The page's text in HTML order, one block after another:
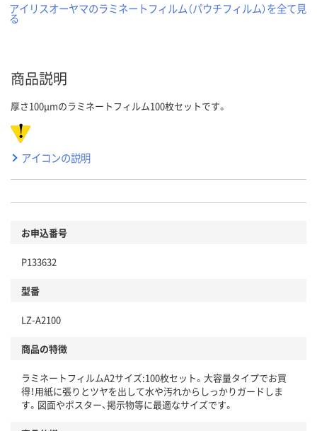
アイリスオーヤマのラミネートフィルム（パウチフィルム）を全て見
る
商品説明
厚さ100μmのラミネートフィルム100枚セットです。
アイコンの説明
お申込番号
P133632
型番
LZ-A2100
商品の特徴
ラミネートフィルムA2サイズ:100枚セット。大容量タイプでお買
得！用紙に張りとツヤを出して水や汚れからしっかりガードしま
す。図面やポスター、掲示物等に最適なサイズです。